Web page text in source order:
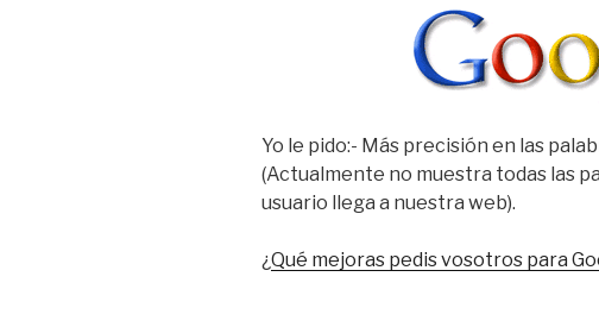
Yo le pido:- Más precisión en las
(Actualmente no muestra todas las
usuario llega a nuestra web).
¿Qué mejoras pedis vosotros para